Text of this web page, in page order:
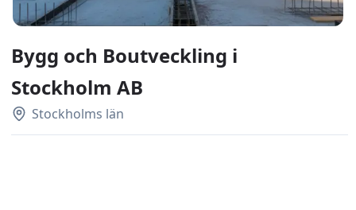
Bygg och Boutveckling i
Stockholm AB
Stockholms län